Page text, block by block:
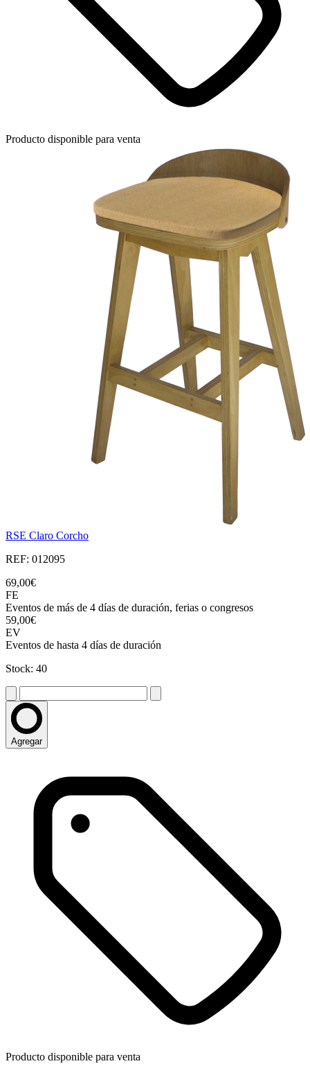
Producto disponible para venta
RSE Claro Corcho
REF: 012095
69,00€
FE
Eventos de más de 4 días de duración, ferias o congresos
59,00€
EV
Eventos de hasta 4 días de duración
Stock: 40
Agregar
Producto disponible para venta